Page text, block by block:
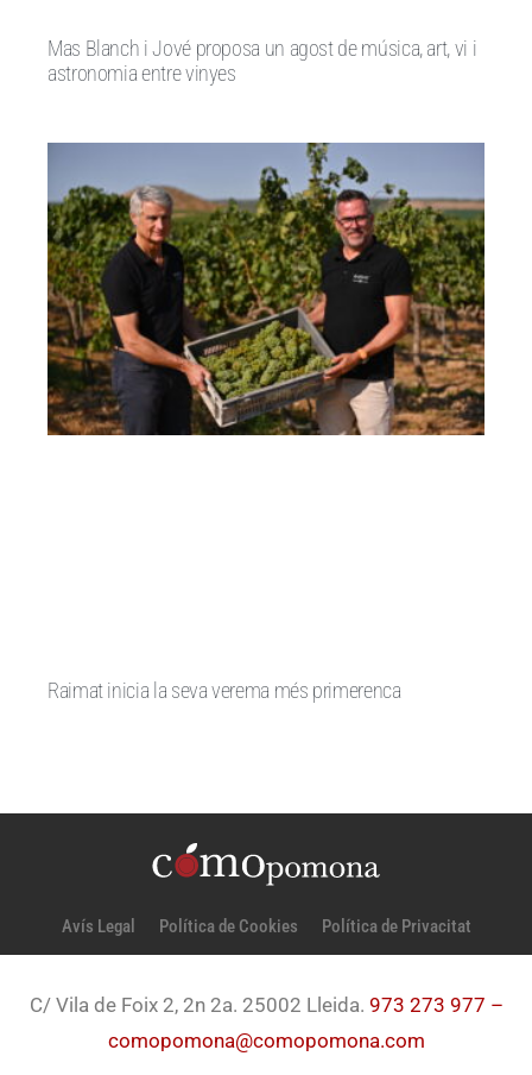
Mas Blanch i Jové proposa un agost de música, art, vi i
astronomia entre vinyes
Raimat inicia la seva verema més primerenca
Avís Legal Política de Cookies Política de Privacitat
C/ Vila de Foix 2, 2n 2a. 25002 Lleida. 973 273 977 –
comopomona@comopomona.com